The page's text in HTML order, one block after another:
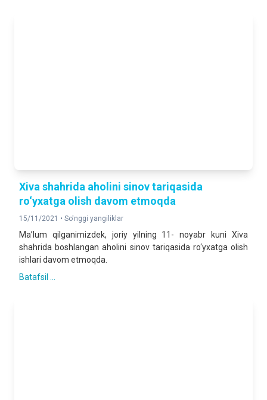
Xiva shahrida aholini sinov tariqasida
ro‘yxatga olish davom etmoqda
15/11/2021 • So'nggi yangiliklar
Ma’lum qilganimizdek, joriy yilning 11- noyabr kuni Xiva
shahrida boshlangan aholini sinov tariqasida ro‘yxatga olish
ishlari davom etmoqda.
Batafsil ...